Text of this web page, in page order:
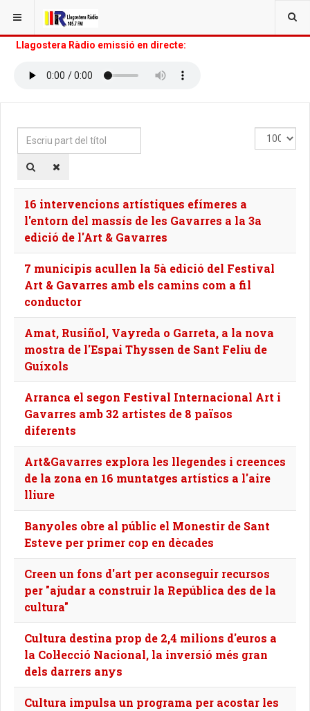
Llagostera Ràdio emissió en directe:
Escriu
part
del
Mostra
#
16 intervencions artístiques efímeres a
l'entorn del massís de les Gavarres a la 3a
edició de l'Art & Gavarres
7 municipis acullen la 5à edició del Festival
Art & Gavarres amb els camins com a fil
conductor
Amat, Rusiñol, Vayreda o Garreta, a la nova
mostra de l'Espai Thyssen de Sant Feliu de
Guíxols
Arranca el segon Festival Internacional Art i
Gavarres amb 32 artistes de 8 països
diferents
Art&Gavarres explora les llegendes i creences
de la zona en 16 muntatges artístics a l'aire
lliure
Banyoles obre al públic el Monestir de Sant
Esteve per primer cop en dècades
Creen un fons d'art per aconseguir recursos
per "ajudar a construir la República des de la
cultura"
Cultura destina prop de 2,4 milions d'euros a
la Col·lecció Nacional, la inversió més gran
dels darrers anys
Cultura impulsa un programa per acostar les